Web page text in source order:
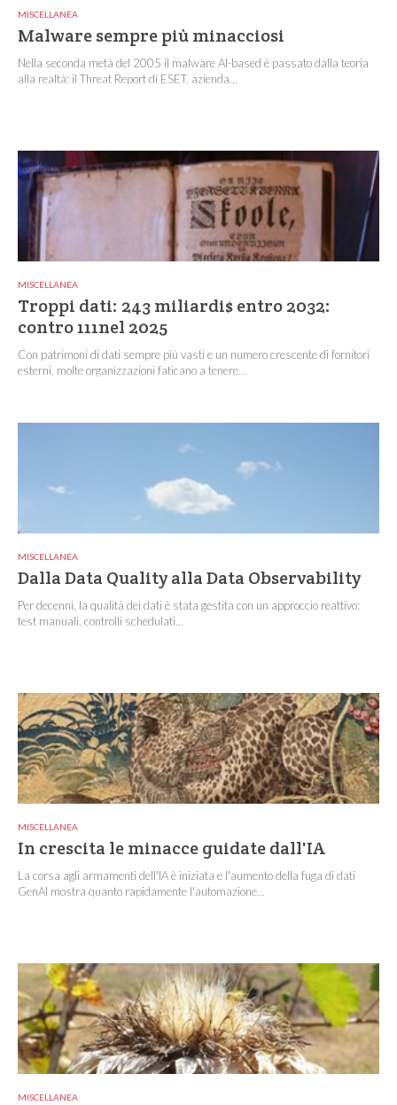
MISCELLANEA
Malware sempre più minacciosi
Nella seconda metà del 2005 il malware AI-based è passato dalla teoria
alla realtà: il Threat Report di ESET, azienda...
MISCELLANEA
Troppi dati: 243 miliardi$ entro 2032:
contro 111nel 2025
Con patrimoni di dati sempre più vasti e un numero crescente di fornitori
esterni, molte organizzazioni faticano a tenere...
MISCELLANEA
Dalla Data Quality alla Data Observability
Per decenni, la qualità dei dati è stata gestita con un approccio reattivo:
test manuali, controlli schedulati...
MISCELLANEA
In crescita le minacce guidate dall'IA
La corsa agli armamenti dell'IA è iniziata e l'aumento della fuga di dati
GenAI mostra quanto rapidamente l'automazione...
MISCELLANEA